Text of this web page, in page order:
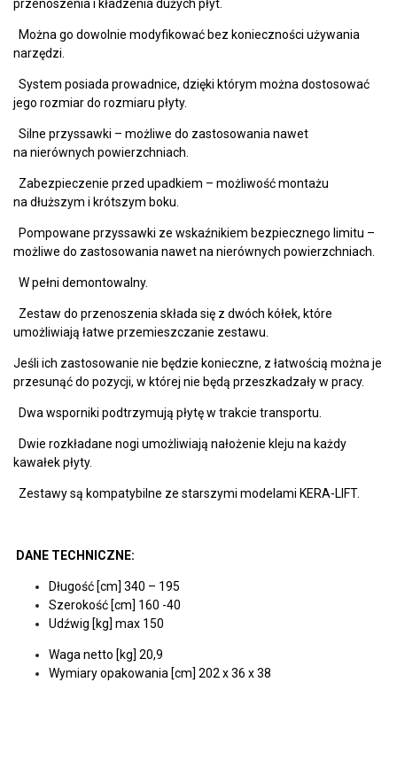
przenoszenia i kładzenia dużych płyt.
Można go dowolnie modyfikować bez konieczności używania
narzędzi.
System posiada prowadnice, dzięki którym można dostosować
jego rozmiar do rozmiaru płyty.
Silne przyssawki – możliwe do zastosowania nawet
na nierównych powierzchniach.
Zabezpieczenie przed upadkiem – możliwość montażu
na dłuższym i krótszym boku.
Pompowane przyssawki ze wskaźnikiem bezpiecznego limitu –
możliwe do zastosowania nawet na nierównych powierzchniach.
W pełni demontowalny.
Zestaw do przenoszenia składa się z dwóch kółek, które
umożliwiają łatwe przemieszczanie zestawu.
Jeśli ich zastosowanie nie będzie konieczne, z łatwością można je
przesunąć do pozycji, w której nie będą przeszkadzały w pracy.
Dwa wsporniki podtrzymują płytę w trakcie transportu.
Dwie rozkładane nogi umożliwiają nałożenie kleju na każdy
kawałek płyty.
Zestawy są kompatybilne ze starszymi modelami KERA-LIFT.
DANE TECHNICZNE:
Długość [cm] 340 – 195
Szerokość [cm] 160 -40
Udźwig [kg] max 150
Waga netto [kg] 20,9
Wymiary opakowania [cm] 202 x 36 x 38